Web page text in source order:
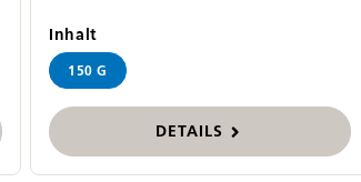
Inhaltauswählen
150 G
DETAILS